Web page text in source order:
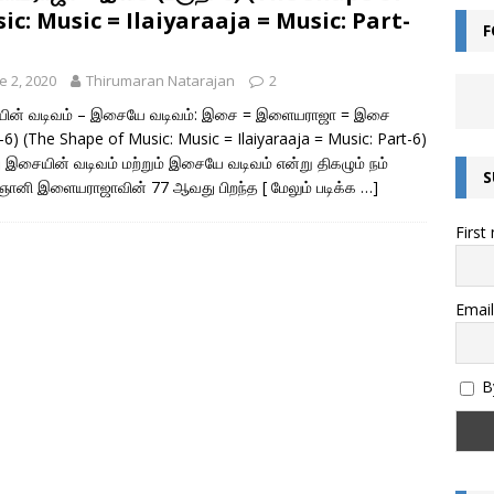
என்ன? – சொல்லின் வகைகள் யாவை? – இலக்கணம் அறிவோம்!
வகைகள் – இலக்கணம் அறிவோம்
இயல் தமிழ்
இலக்கண வகைகள் – இலக்கணம் அறிவோம்
இலக்கணம்
– இந்திய எண் முறை மற்றும் பன்னாட்டு எண் முறை (Indian and
Music = Ilaiyaraaja = Music: Part-
2, 2020 Thirumaran Natarajan 2
வடிவம் – இசையே வடிவம்: இசை = இளையராஜா = இசை
6) (The Shape of Music: Music = Ilaiyaraaja = Music: Part-6)
வடிவம் மற்றும் இசையே வடிவம் என்று திகழும் நம்
இளையராஜாவின் 77 ஆவது பிறந்த [ மேலும் படிக்க …]
First
Email